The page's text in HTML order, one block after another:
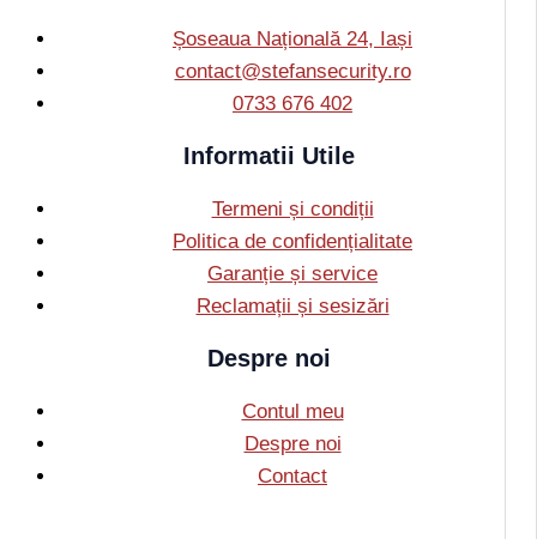
Șoseaua Națională 24, Iași
contact@stefansecurity.ro
0733 676 402
Informatii Utile
Termeni și condiții
Politica de confidențialitate
Garanție și service
Reclamații și sesizări
Despre noi
Contul meu
Despre noi
Contact